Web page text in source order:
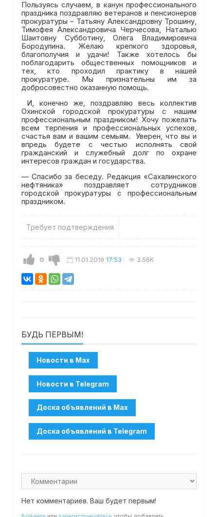
Пользуясь случаем, в канун профессионального
праздника поздравляю ветеранов и пенсионеров
прокуратуры – Татьяну Александровну Трошину,
Тимофея Александровича Черчесова, Наталью
Шаитовну Субботину, Олега Владимировича
Бородулина. Желаю крепкого здоровья,
благополучия и удачи! Также хотелось бы
поблагодарить общественных помощников и
тех, кто проходил практику в нашей
прокуратуре. Мы признательны им за
добросовестно оказанную помощь.
И, конечно же, поздравляю весь коллектив
Охинской городской прокуратуры с нашим
профессиональным праздником! Хочу пожелать
всем терпения и профессиональных успехов,
счастья вам и вашим семьям. Уверен, что вы и
впредь будете с честью исполнять свой
гражданский и служебный долг по охране
интересов граждан и государства.
— Спасибо за беседу. Редакция «Сахалинского
нефтяника» поздравляет сотрудников
городской прокуратуры с профессиональным
праздником.
Требует подтверждения
0 11.01.2019 17:53 3.56K
БУДЬ ПЕРВЫМ!
Нет комментариев. Ваш будет первым!